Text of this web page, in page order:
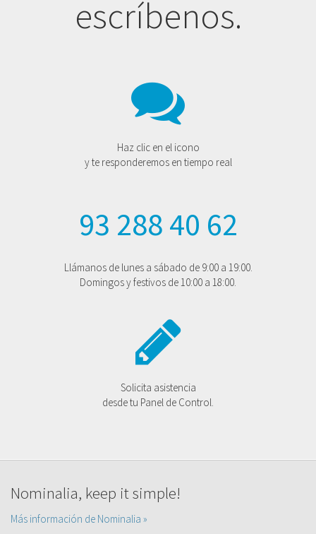
escríbenos.
Haz clic en el icono
y te responderemos en tiempo real
93 288 40 62
Llámanos de lunes a sábado de 9:00 a 19:00.
Domingos y festivos de 10:00 a 18:00.
Solicita asistencia
desde tu Panel de Control.
Nominalia, keep it simple!
Más información de Nominalia »